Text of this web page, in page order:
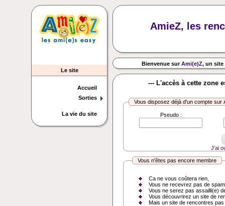
Le site
Accueil
Sorties
La vie du site
AmieZ, les
Bienvenue surAmi(e)Z, un site
--- L'accès à cette zone
Vous disposez déjà d'un compte sur
Pseudo :
J'ai
Vous n'êtes pas encore membre
Ca ne vous coûtera rien,
Vous ne recevrez pas de
Vous ne serez pas assailli(e)
Vous découvrirez un site de
Mais un site de rencontres